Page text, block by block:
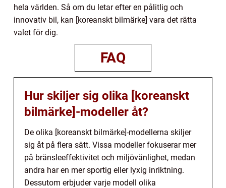
hela världen. Så om du letar efter en pålitlig och
innovativ bil, kan [koreanskt bilmärke] vara det rätta
valet för dig.
FAQ
Hur skiljer sig olika [koreanskt
bilmärke]-modeller åt?
De olika [koreanskt bilmärke]-modellerna skiljer
sig åt på flera sätt. Vissa modeller fokuserar mer
på bränsleeffektivitet och miljövänlighet, medan
andra har en mer sportig eller lyxig inriktning.
Dessutom erbjuder varje modell olika